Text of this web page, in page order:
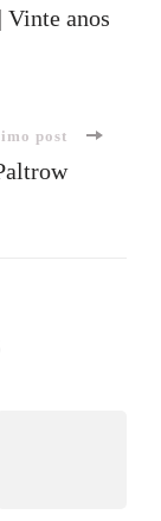
Vinte anos
post